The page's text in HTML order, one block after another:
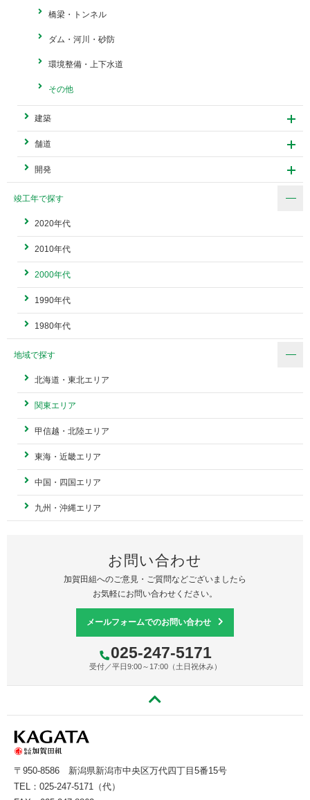
橋梁・トンネル
ダム・河川・砂防
環境整備・上下水道
その他
建築
舗道
開発
竣工年で探す
2020年代
2010年代
2000年代
1990年代
1980年代
地域で探す
北海道・東北エリア
関東エリア
甲信越・北陸エリア
東海・近畿エリア
中国・四国エリア
九州・沖縄エリア
お問い合わせ
加賀田組へのご意見・ご質問などございましたら
お気軽にお問い合わせください。
メールフォームでのお問い合わせ
025-247-5171
受付／平日9:00～17:00（土日祝休み）
〒950-8586 新潟県新潟市中央区万代四丁目5番15号
TEL： 025-247-5171 （代）